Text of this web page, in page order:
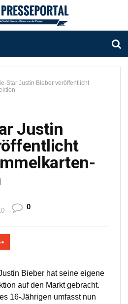
Star Justin Bieber veröffentlicht
Justin
0
Bieber hat seine eigene
auf den Markt gebracht.
16-Jährigen umfasst nun